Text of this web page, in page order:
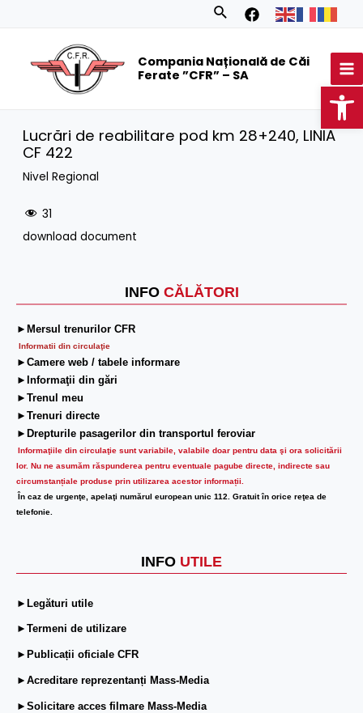
Search
Compania Națională de Căi
Ferate ”CFR” – SA
INFO CĂLĂTORI
►Mersul trenurilor CFR
Informatii din circulaţie
►Camere web / tabele informare
►Informaţii din gări
►Trenul meu
►Trenuri directe
►Drepturile pasagerilor din transportul feroviar
Informaţiile din circulaţie sunt variabile, valabile doar pentru data şi ora solicitării
lor. Nu ne asumăm răspunderea pentru eventuale pagube directe, indirecte sau
circumstanțiale produse prin utilizarea acestor informații.
În caz de urgenţe, apelaţi numărul european unic 112. Gratuit în orice reţea de
telefonie.
INFO UTILE
►Legături utile
►Termeni de utilizare
►Publicații oficiale CFR
►Acreditare reprezentanți Mass-Media
►Solicitare acces filmare Mass-Media
Lucrări de reabilitare pod km 28+240, LINIA
CF 422
Nivel Regional
31
download document